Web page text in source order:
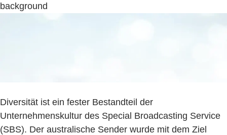
background
Diversität ist ein fester Bestandteil der
Unternehmenskultur des Special Broadcasting Service
(SBS). Der australische Sender wurde mit dem Ziel